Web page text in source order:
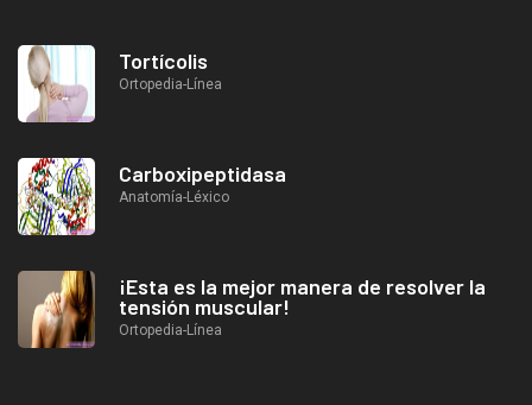
Tortícolis
Ortopedia-Línea
Carboxipeptidasa
Anatomía-Léxico
¡Esta es la mejor manera de resolver la
tensión muscular!
Ortopedia-Línea